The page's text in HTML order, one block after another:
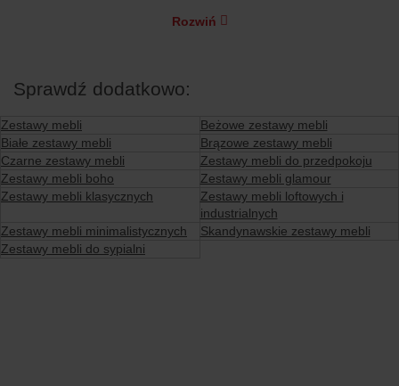
Rozwiń
Sprawdź dodatkowo:
Zestawy mebli
Beżowe zestawy mebli
Białe zestawy mebli
Brązowe zestawy mebli
Czarne zestawy mebli
Zestawy mebli do przedpokoju
Zestawy mebli boho
Zestawy mebli glamour
Zestawy mebli klasycznych
Zestawy mebli loftowych i
industrialnych
Zestawy mebli minimalistycznych
Skandynawskie zestawy mebli
Zestawy mebli do sypialni